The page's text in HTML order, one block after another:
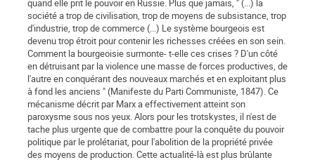
quand elle prit le pouvoir en Russie. Plus que jamais, " (...) la
société a trop de civilisation, trop de moyens de subsistance, trop
d'industrie, trop de commerce (...) Le système bourgeois est
devenu trop étroit pour contenir les richesses créées en son sein.
Comment la bourgeoisie surmonte- t-elle ces crises ? D'un côté
en détruisant par la violence une masse de forces productives, de
l'autre en conquérant des nouveaux marchés et en exploitant plus
à fond les anciens " (Manifeste du Parti Communiste, 1847). Ce
mécanisme décrit par Marx a effectivement atteint son
paroxysme sous nos yeux. Alors pour les trotskystes, il n'est de
tache plus urgente que de combattre pour la conquête du pouvoir
politique par le prolétariat, pour l'abolition de la propriété privée
des moyens de production. Cette actualité-là est plus brûlante